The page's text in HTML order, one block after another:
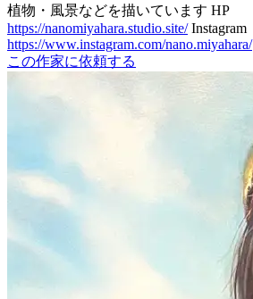
植物・風景などを描いています HP
https://nanomiyahara.studio.site/Instagram
https://www.instagram.com/nano.miyahara/
この作家に依頼する